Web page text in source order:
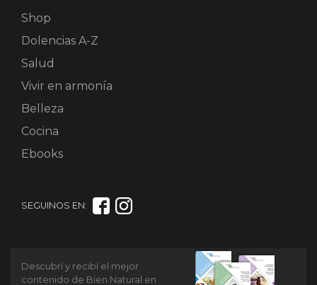
Shop
Dolencias A-Z
Salud
Vivir en armonía
Belleza
Cocina
Ebooks
SEGUINOS EN:
Descubrí y recibí el mejor
contenido de Bien Natural en